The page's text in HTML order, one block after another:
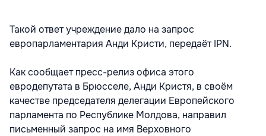
Такой ответ учреждение дало на запрос
европарламентария Анди Кристи, передаёт IPN.
Как сообщает пресс-релиз офиса этого
евродепутата в Брюсселе, Анди Кристя, в своём
качестве председателя делегации Европейского
парламента по Республике Молдова, направил
письменный запрос на имя Верховного